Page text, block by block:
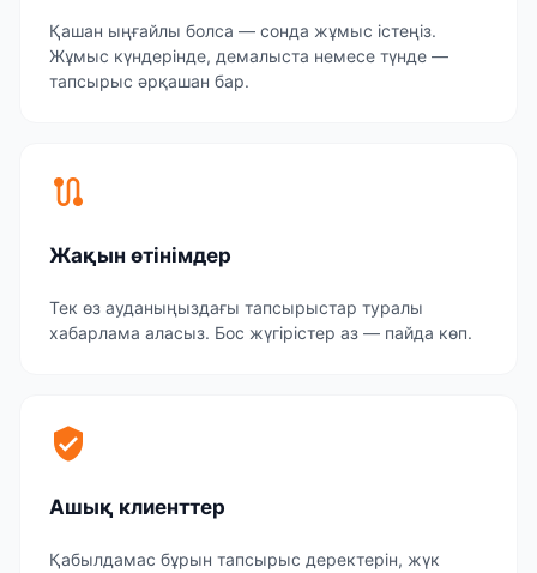
Қашан ыңғайлы болса — сонда жұмыс істеңіз.
Жұмыс күндерінде, демалыста немесе түнде —
тапсырыс әрқашан бар.
route
Жақын өтінімдер
Тек өз ауданыңыздағы тапсырыстар туралы
хабарлама аласыз. Бос жүгірістер аз — пайда көп.
verified_user
Ашық клиенттер
Қабылдамас бұрын тапсырыс деректерін, жүк